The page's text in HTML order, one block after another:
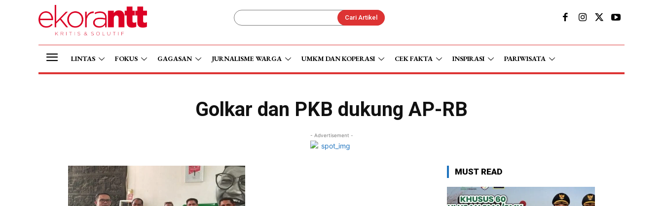
Cari Artikel
LINTAS FOKUS GAGASAN JURNALISME WARGA UMKM DAN KOPERASI CEK FAKTA INSPIRASI PARIWISATA
Golkar dan PKB dukung AP-RB
- Advertisement -
MUST READ